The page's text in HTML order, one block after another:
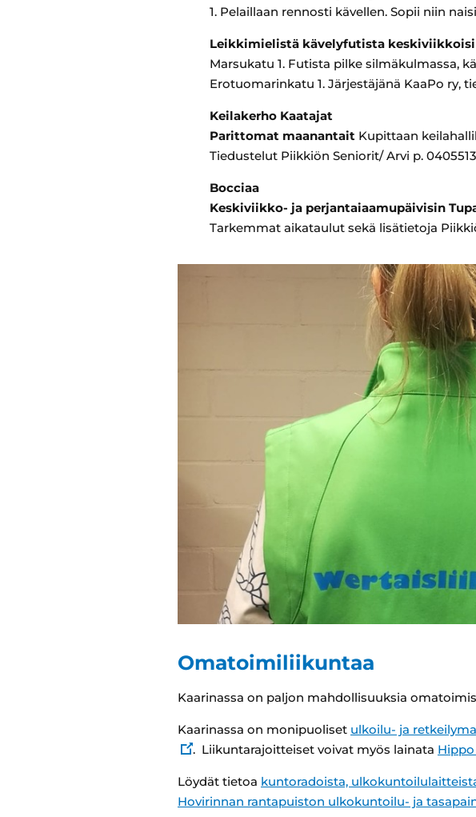
1. Pelaillaan rennosti kävellen. Sopii niin
Leikkimielistä kävelyfutista
Marsukatu 1. Futista pilke silmäkulmassa,
Erotuomarinkatu 1. Järjestäjänä KaaPo ry,
Keilakerho Kaatajat
Parittomat maanantait Kupittaan
Tiedustelut Piikkiön Seniorit/ Arvi p.
Bocciaa
Keskiviikko- ja perjantaiaamupäivisin
Tarkemmat aikataulut sekä lisätietoja
Omatoimiliikuntaa
Kaarinassa on paljon mahdollisuuksia
Kaarinassa on monipuoliset ulkoilu- ja
. Liikuntarajoitteiset voivat myös lainata
Löydät tietoa kuntoradoista,
Hovirinnan rantapuiston ulkokuntoilu- ja